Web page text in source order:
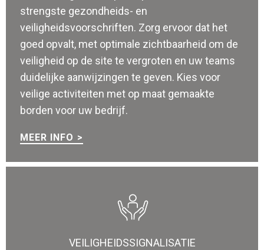
strengste gezondheids- en
veiligheidsvoorschriften. Zorg ervoor dat het
goed opvalt, met optimale zichtbaarheid om de
veiligheid op de site te vergroten en uw teams
duidelijke aanwijzingen te geven. Kies voor
veilige activiteiten met op maat gemaakte
borden voor uw bedrijf.
MEER INFO
VEILIGHEIDSSIGNALISATIE